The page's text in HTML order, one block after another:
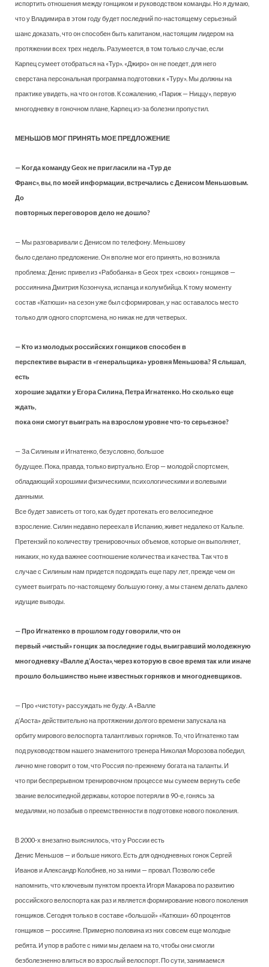
испортить отношения между гонщиком и руководством команды. Но я думаю,
что у Владимира в этом году будет последний по-настоящему серьезный
шанс доказать, что он способен быть капитаном, настоящим лидером на
протяжении всех трех недель. Разумеется, в том только случае, если
Карпец сумеет отобраться на «Тур». «Джиро» он не поедет, для него
сверстана персональная программа подготовки к «Туру». Мы должны на
практике увидеть, на что он готов. К сожалению, «Париж — Ниццу», первую
многодневку в гоночном плане, Карпец из-за болезни пропустил.
МЕНЬШОВ МОГ ПРИНЯТЬ МОЕ ПРЕДЛОЖЕНИЕ
— Когда команду Geox не пригласили на «Тур де
Франс», вы, по моей информации, встречались с Денисом Меньшовым.
До
повторных переговоров дело не дошло?
— Мы разговаривали с Денисом по телефону. Меньшову
было сделано предложение. Он вполне мог его принять, но возникла
проблема: Денис привел из «Рабобанка» в Geox трех «своих» гонщиков —
россиянина Дмитрия Козончука, испанца и колумбийца. К тому моменту
состав «Катюши» на сезон уже был сформирован, у нас оставалось место
только для одного спортсмена, но никак не для четверых.
— Кто из молодых российских гонщиков способен в
перспективе вырасти в «генеральщика» уровня Меньшова? Я слышал,
есть
хорошие задатки у Егора Силина, Петра Игнатенко. Но сколько еще
ждать,
пока они смогут выиграть на взрослом уровне что-то серьезное?
— За Силиным и Игнатенко, безусловно, большое
будущее. Пока, правда, только виртуально. Егор — молодой спортсмен,
обладающий хорошими физическими, психологическими и волевыми
данными.
Все будет зависеть от того, как будет протекать его велосипедное
взросление. Силин недавно переехал в Испанию, живет недалеко от Кальпе.
Претензий по количеству тренировочных объемов, которые он выполняет,
никаких, но куда важнее соотношение количества и качества. Так что в
случае с Силиным нам придется подождать еще пару лет, прежде чем он
сумеет выиграть по-настоящему большую гонку, а мы станем делать далеко
идущие выводы.
— Про Игнатенко в прошлом году говорили, что он
первый «чистый» гонщик за последние годы, выигравший молодежную
многодневку «Валле д’Аоста», через которую в свое время так или иначе
прошло большинство ныне известных горняков и многодневщиков.
— Про «чистоту» рассуждать не буду. А «Валле
д’Аоста» действительно на протяжении долгого времени запускала на
орбиту мирового велоспорта талантливых горняков. То, что Игнатенко там
под руководством нашего знаменитого тренера Николая Морозова победил,
лично мне говорит о том, что Россия по-прежнему богата на таланты. И
что при беспрерывном тренировочном процессе мы сумеем вернуть себе
звание велосипедной державы, которое потеряли в 90-е, гонясь за
медалями, но позабыв о преемственности в подготовке нового поколения.
В 2000-х внезапно выяснилось, что у России есть
Денис Меньшов — и больше никого. Есть для однодневных гонок Сергей
Иванов и Александр Колобнев, но за ними — провал. Позволю себе
напомнить, что ключевым пунктом проекта Игоря Макарова по развитию
российского велоспорта как раз и является формирование нового поколения
гонщиков. Сегодня только в составе «большой» «Катюши» 60 процентов
гонщиков — россияне. Примерно половина из них совсем еще молодые
ребята. И упор в работе с ними мы делаем на то, чтобы они смогли
безболезненно влиться во взрослый велоспорт. По сути, занимаемся